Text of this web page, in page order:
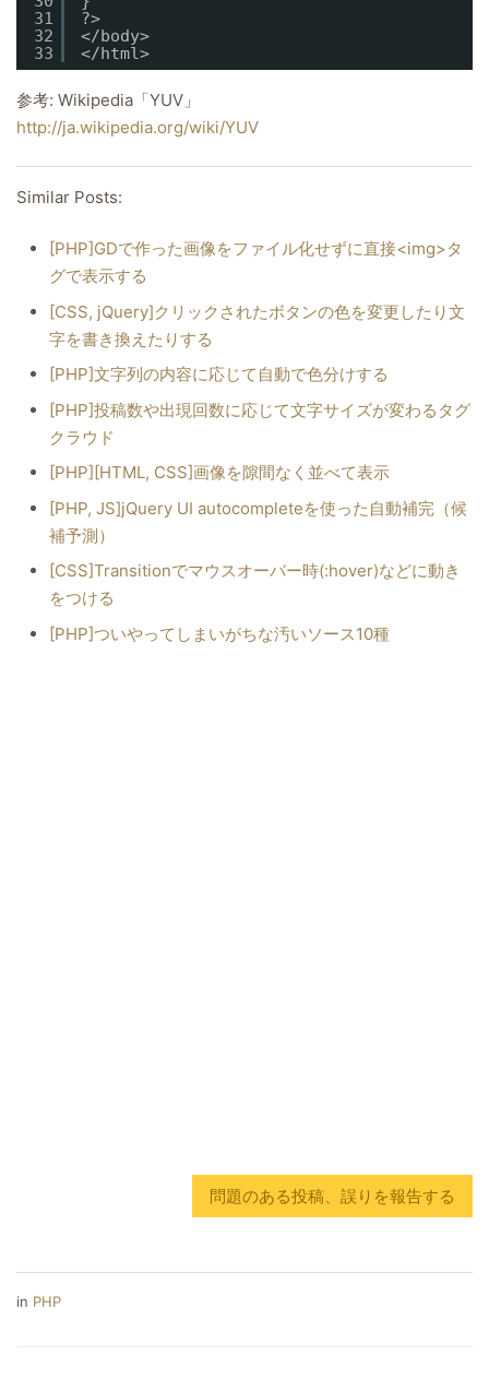
31
32
33
?>
</body>
</html>
参考: Wikipedia「YUV」
http://ja.wikipedia.org/wiki/YUV
Similar Posts:
[PHP]GDで作った画像をファイル化せずに直接<img>タ
グで表示する
[CSS, jQuery]クリックされたボタンの色を変更したり文
字を書き換えたりする
[PHP]文字列の内容に応じて自動で色分けする
[PHP]投稿数や出現回数に応じて文字サイズが変わるタグ
クラウド
[PHP][HTML, CSS]画像を隙間なく並べて表示
[PHP, JS]jQuery UI autocompleteを使った自動補完（候
補予測）
[CSS]Transitionでマウスオーバー時(:hover)などに動き
をつける
[PHP]ついやってしまいがちな汚いソース10種
問題のある投稿、誤りを報告する
in PHP